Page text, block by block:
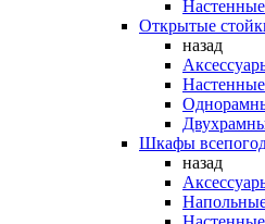
Открытые
назад
Шкафы
назад